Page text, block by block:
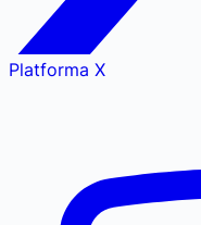
Platforma X